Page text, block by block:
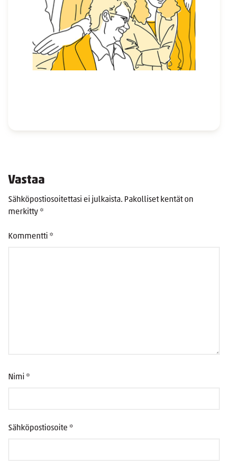
Vastaa
Sähköpostiosoitettasi ei julkaista. Pakolliset kentät on
merkitty *
Kommentti *
Nimi *
Sähköpostiosoite *